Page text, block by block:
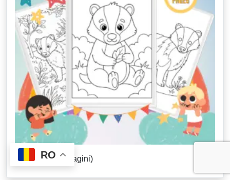
Bursuc (22 de pagini)
RO